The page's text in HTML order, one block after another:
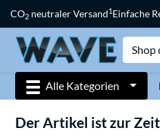
CO2 neutraler Versand1Einfache
Alle Kategorien
Der Artikel ist zur